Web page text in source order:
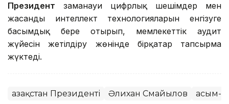
Президент заманауи цифрлық шешімдер мен
жасанды интеллект технологияларын енгізуге
басымдық бере отырып, мемлекеттік аудит
жүйесін жетілдіру жөнінде бірқатар тапсырма
жүктеді.
Қазақстан Президенті Әлихан Смайылов Қасым-